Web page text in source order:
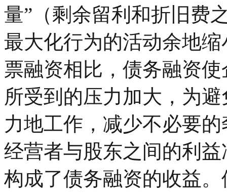
量”（剩余留利和折旧费
最大化行为的活动余地缩
票融资相比，债务融资
所受到的压力加大，为
力地工作，减少不必要
经营者与股东之间的利
构成了债务融资的收益